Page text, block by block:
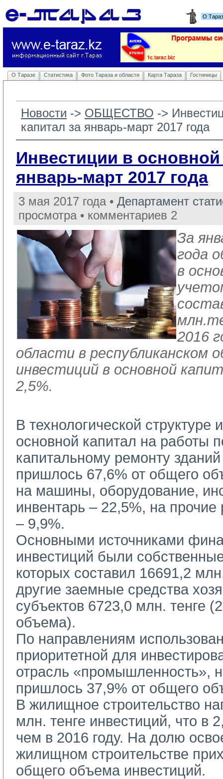
О
О Таразе Статистика Фото Тараза и области Карта Тараза Гостиницы
Новости -> ОБЩЕСТВО ->
капитал за январь-март 2017 года
Инвестиции в основной
январь-март 2017 года
3 мая 2017 года • Департамент
просмотра • комментариев 2
За
года
в
2016
области в республиканском
инвестиций в основной
2,5%.
В технологической структуре
основной капитал на работы
капитальному ремонту
пришлось 67,6% от общего
на машины, оборудование,
инвентарь – 22,5%, на прочие
– 9,9%.
Основными источниками
инвестиций были
которых составил 16691,2
другие заемные средства
субъектов 6723,0 млн. тенге
объема).
По направлениям
приоритетной для
отрасль «промышленность»,
пришлось 37,9% от общего
В жилищное строительство
млн. тенге инвестиций, что в
чем в 2016 году. На долю
жилищном строительстве
общего объема инвестиций.